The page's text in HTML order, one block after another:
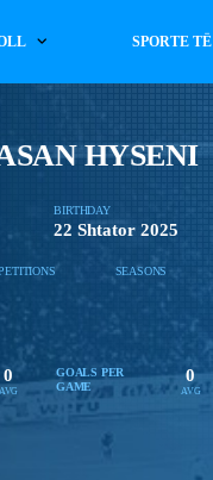
SPORTE
HYSENI
BIRTHDAY
22 Shtator 2025
SEASONS
0
AVG
GOALS PER
GAME
0
AVG